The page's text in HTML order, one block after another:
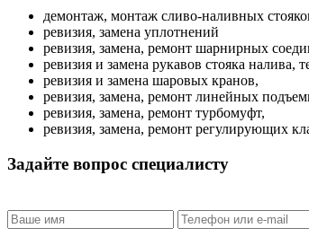
демонтаж, монтаж сливо-наливных
ревизия, замена уплотнений
ревизия, замена, ремонт шарнирных
ревизия и замена рукавов стояка налива,
ревизия и замена шаровых кранов,
ревизия, замена, ремонт линейных
ревизия, замена, ремонт турбомуфт,
ревизия, замена, ремонт регулирующих
Задайте вопрос специалисту